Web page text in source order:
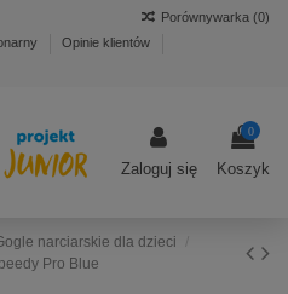
Opinie klientów
Porównywarka (0)
Zaloguj się
0
Koszyk
narciarskie dla dzieci
Pro Blue